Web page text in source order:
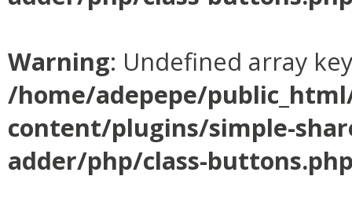
Warning: Undefined array
/home/adepepe/
content/plugins/simple-
adder/php/class-